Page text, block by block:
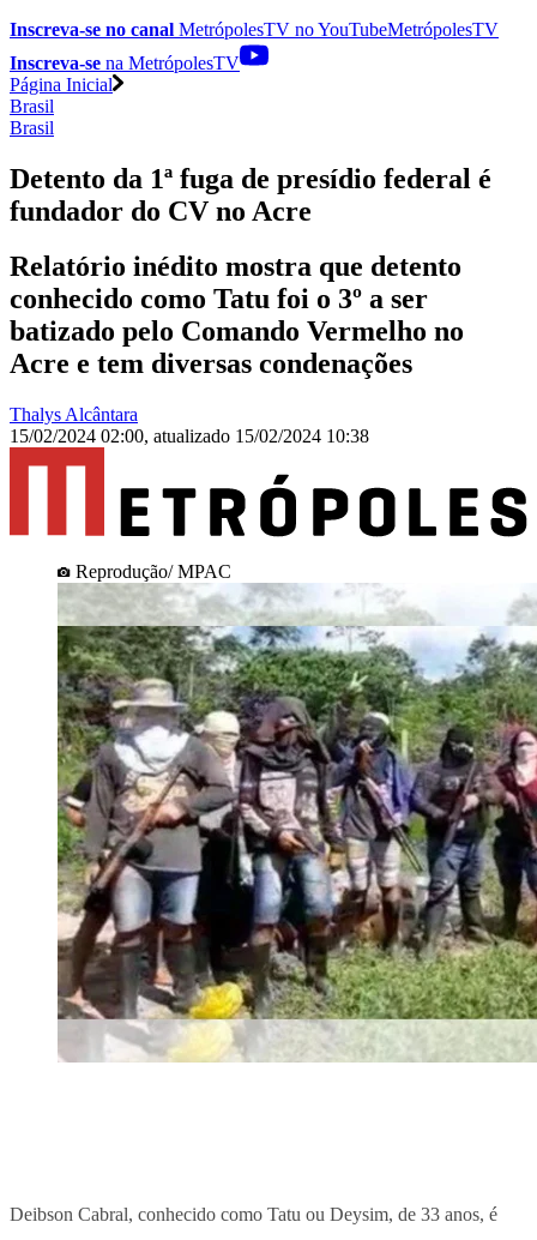
Inscreva-se no canal MetrópolesTV noYouTubeMetrópolesTV
Inscreva-se na MetrópolesTV
Página Inicial
Brasil
Brasil
Detento da 1ª fuga de presídio federal é
fundador do CV no Acre
Relatório inédito mostra que detento
conhecido como Tatu foi o 3º a ser
batizado pelo Comando Vermelho no
Acre e tem diversas condenações
Thalys Alcântara
15/02/2024 02:00, atualizado 15/02/2024 10:38
Reprodução/ MPAC
Deibson Cabral, conhecido como Tatu ou Deysim, de 33 anos, é